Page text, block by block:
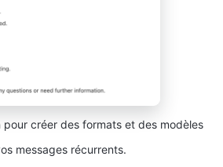
pour créer des formats et des modèles
messages récurrents.